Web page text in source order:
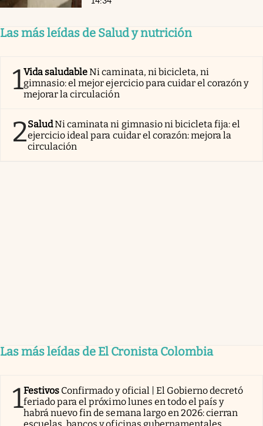
Las más leídas de Salud y nutrición
1Vida saludableNi caminata, ni bicicleta, ni
gimnasio: el mejor ejercicio para cuidar el corazón y
mejorar la circulación
2SaludNi caminata ni gimnasio ni bicicleta fija: el
ejercicio ideal para cuidar el corazón: mejora la
circulación
Las más leídas de El Cronista Colombia
1Festivos Confirmado y oficial | El Gobierno decretó
feriado para el próximo lunes en todo el país y
habrá nuevo fin de semana largo en 2026: cierran